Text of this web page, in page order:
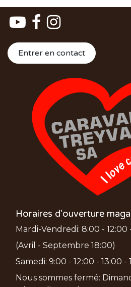
Entrer en contact
Horaires d'ouverture
Mardi-Vendredi: 8:00 - 12:00
(Avril - Septembre 18:00)
Samedi: 9:00 - 12:00 - 13:00 -
Nous sommes fermé: